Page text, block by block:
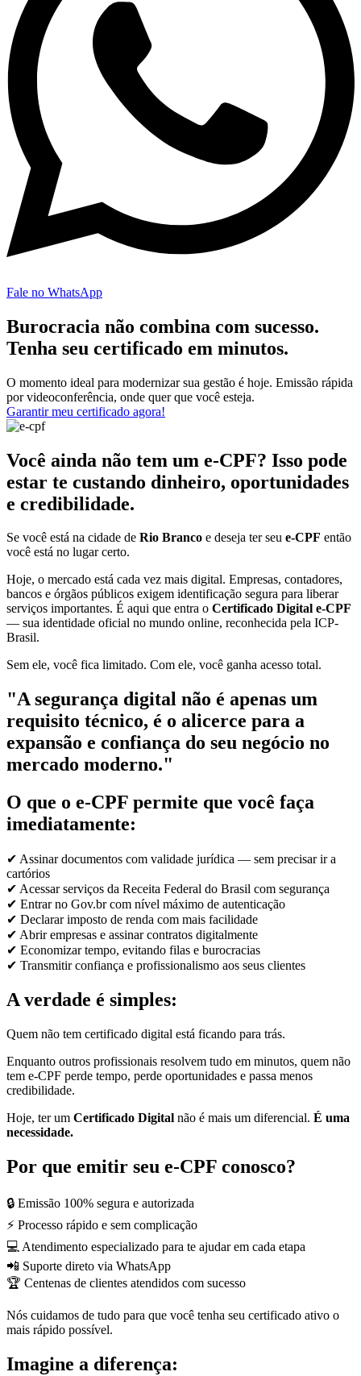
Fale no WhatsApp
Burocracia não combina com sucesso.
Tenha seu certificado em minutos.
O momento ideal para modernizar sua gestão é hoje. Emissão rápida
por videoconferência, onde quer que você esteja.
Garantir meu certificado agora!
Você ainda não tem um e-CPF? Isso pode
estar te custando dinheiro, oportunidades
e credibilidade.
Se você está na cidade de Rio Branco e deseja ter seu e-CPF então
você está no lugar certo.
Hoje, o mercado está cada vez mais digital. Empresas, contadores,
bancos e órgãos públicos exigem identificação segura para liberar
serviços importantes. É aqui que entra o Certificado Digital e-CPF
— sua identidade oficial no mundo online, reconhecida pela ICP-
Brasil.
Sem ele, você fica limitado. Com ele, você ganha acesso total.
"A segurança digital não é apenas um
requisito técnico, é o alicerce para a
expansão e confiança do seu negócio no
mercado moderno."
O que o e-CPF permite que você faça
imediatamente:
✔ Assinar documentos com validade jurídica — sem precisar ir a
cartórios
✔ Acessar serviços da Receita Federal do Brasil com segurança
✔ Entrar no Gov.br com nível máximo de autenticação
✔ Declarar imposto de renda com mais facilidade
✔ Abrir empresas e assinar contratos digitalmente
✔ Economizar tempo, evitando filas e burocracias
✔ Transmitir confiança e profissionalismo aos seus clientes
A verdade é simples:
Quem não tem certificado digital está ficando para trás.
Enquanto outros profissionais resolvem tudo em minutos, quem não
tem e-CPF perde tempo, perde oportunidades e passa menos
credibilidade.
Hoje, ter um Certificado Digital não é mais um diferencial. É uma
necessidade.
Por que emitir seu e-CPF conosco?
🔒 Emissão 100% segura e autorizada
⚡ Processo rápido e sem complicação
💻 Atendimento especializado para te ajudar em cada etapa
📲 Suporte direto via WhatsApp
🏆 Centenas de clientes atendidos com sucesso
Nós cuidamos de tudo para que você tenha seu certificado ativo o
mais rápido possível.
Imagine a diferença: